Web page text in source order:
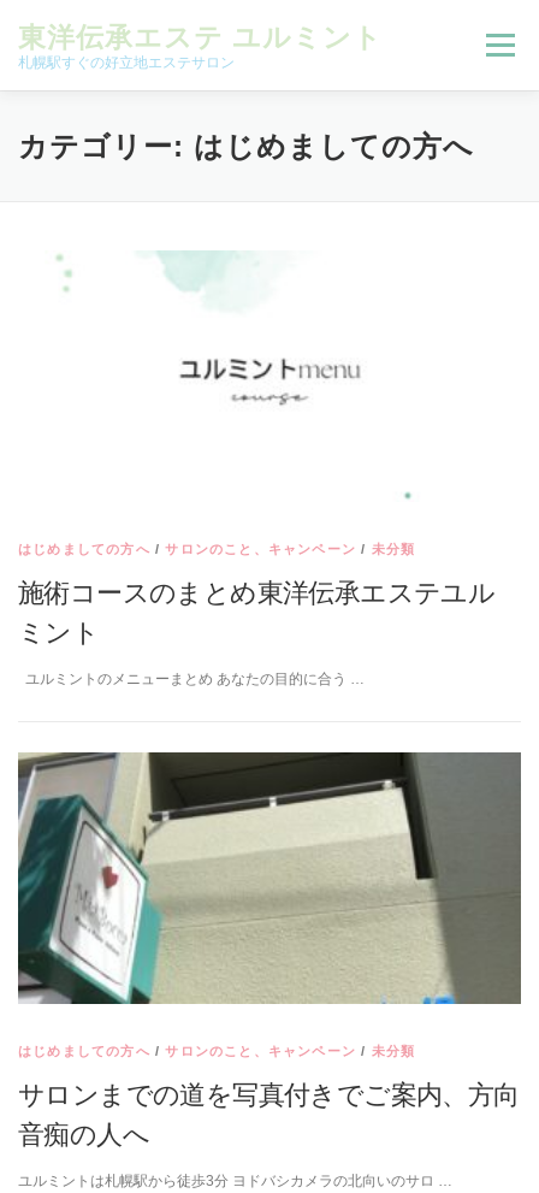
東洋伝承エステ ユルミント
札幌駅すぐの好立地エステサロン
メニュー
初回限定お試しコース（ご新規様限定）
ご予約、お問い合わせ
カテゴリー: はじめましての方へ
はじめましての方へ /サロンのこと、キャンペーン / 未分類
施術コースのまとめ東洋伝承エステユル
ミント
ユルミントのメニューまとめ あなたの目的に合う …
はじめましての方へ /サロンのこと、キャンペーン / 未分類
サロンまでの道を写真付きでご案内、方向
音痴の人へ
ユルミントは札幌駅から徒歩3分 ヨドバシカメラの北向いのサロ …